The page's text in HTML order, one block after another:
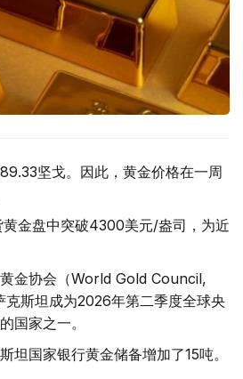
坚戈。因此，黄金价格在一周
金盘中突破4300美元/盎司，为近
黄金协会（World Gold Council,
克斯坦成为2026年第二季度全球央
国家之一。
坦国家银行黄金储备增加了15吨。